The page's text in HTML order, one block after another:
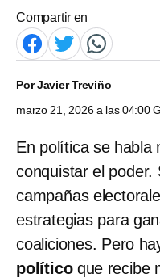
Compartir en
PorJavier Treviño
marzo 21, 2026 a las 04:00
En política se habla
conquistar el poder.
campañas
estrategias para
coaliciones. Pero
políticoque recibe